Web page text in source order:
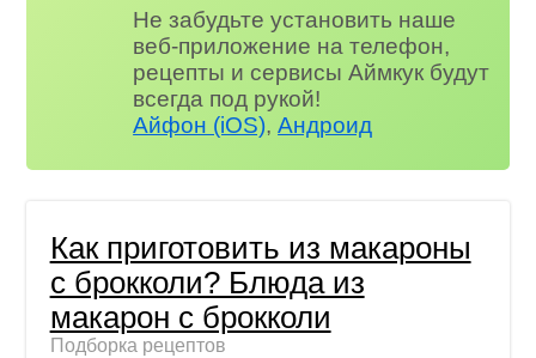
Не забудьте установить наше
веб-приложение на телефон,
рецепты и сервисы Аймкук будут
всегда под рукой!
Айфон (iOS),Андроид
Как приготовить из макароны
с брокколи? Блюда из
макарон с брокколи
Подборка рецептов